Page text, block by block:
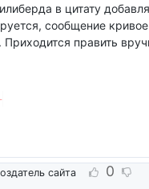
в цитату
сообщение кривое
Приходится править
сайта 0